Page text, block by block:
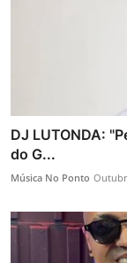
DJ LUTONDA:
do G...
Música No Ponto